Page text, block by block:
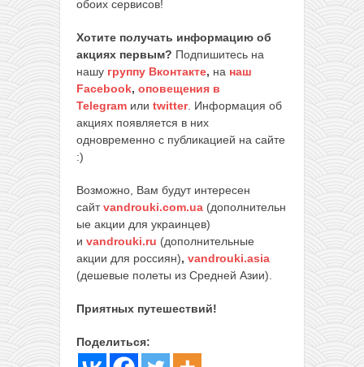
обоих сервисов!
Хотите получать информацию об
акциях первым? Подпишитесь на
нашу группу Вконтакте, на наш
Facebook, оповещения в
Telegram или twitter. Информация об
акциях появляется в них
одновременно с публикацией на сайте
:)
Возможно, Вам будут интересен
сайтvandrouki.com.ua (дополнительн
ые акции для украинцев)
и vandrouki.ru (дополнительные
акции для россиян), vandrouki.asia
(дешевые полеты из Средней Азии).
Приятных путешествий!
Поделиться: